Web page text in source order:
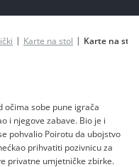
Karte na stol Karte na stol
očima sobe pune igrača
i njegove zabave. Bio je i
pohvalio Poirotu da ubojstvo
prihvatiti pozivnicu za
privatne umjetničke zbirke.